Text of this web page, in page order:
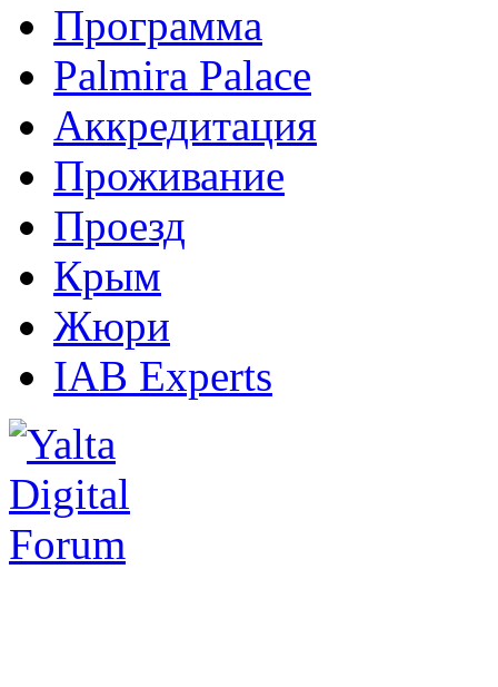
Программа
Palmira Palace
Аккредитация
Проживание
Проезд
Крым
Жюри
IAB Experts